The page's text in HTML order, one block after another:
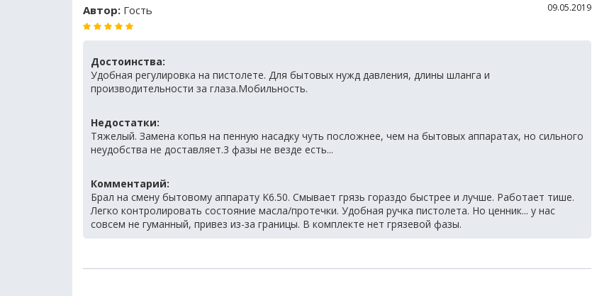
Автор: Гость 09.05.2019
Достоинства:
Удобная регулировка на пистолете. Для бытовых нужд давления, длины шланга и
производительности за глаза.Мобильность.
Недостатки:
Тяжелый. Замена копья на пенную насадку чуть посложнее, чем на бытовых аппаратах, но сильного
неудобства не доставляет.3 фазы не везде есть...
Комментарий:
Брал на смену бытовому аппарату K6.50. Смывает грязь гораздо быстрее и лучше. Работает тише.
Легко контролировать состояние масла/протечки. Удобная ручка пистолета. Но ценник... у нас
совсем не гуманный, привез из-за границы. В комплекте нет грязевой фазы.